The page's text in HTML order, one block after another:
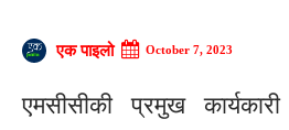
एक पाइलो October 7, 2023
एमसीसीकी प्रमुख